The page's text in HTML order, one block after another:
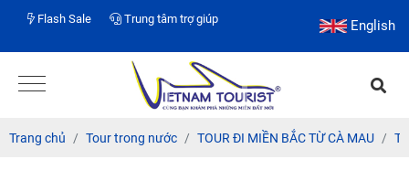
Flash Sale Trung tâm trợ giúp English
Trang chủ Tour trong nước TOUR ĐI MIỀN BẮC TỪ CÀ MAU